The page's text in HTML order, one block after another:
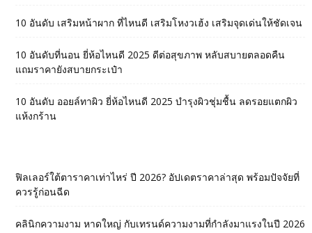
10 อันดับ เสริมหน้าผาก ที่ไหนดี เสริมโหงวเฮ้ง เสริมจุดเด่นให้ชัดเจน
10 อันดับที่นอน ยี่ห้อไหนดี 2025 ดีต่อสุขภาพ หลับสบายตลอดคืน
แถมราคายังสบายกระเป๋า
10 อันดับ ออยล์ทาผิว ยี่ห้อไหนดี 2025 บำรุงผิวชุ่มชื้น ลดรอยแตกผิว
แห้งกร้าน
ฟิลเลอร์ใต้ตาราคาเท่าไหร่ ปี 2026? อัปเดตราคาล่าสุด พร้อมปัจจัยที่
ควรรู้ก่อนฉีด
คลินิกความงาม หาดใหญ่ กับเทรนด์ความงามที่กำลังมาแรงในปี 2026